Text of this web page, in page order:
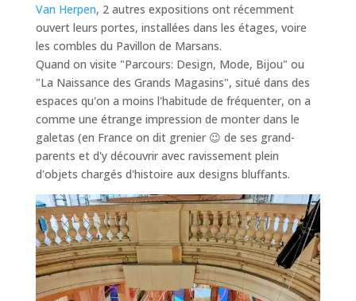
Van Herpen, 2 autres expositions ont récemment
ouvert leurs portes, installées dans les étages, voire
les combles du Pavillon de Marsans.
Quand on visite "Parcours: Design, Mode, Bijou" ou
"La Naissance des Grands Magasins", situé dans des
espaces qu'on a moins l'habitude de fréquenter, on a
comme une étrange impression de monter dans le
galetas (en France on dit grenier 😉 de ses grand-
parents et d'y découvrir avec ravissement plein
d'objets chargés d'histoire aux designs bluffants.